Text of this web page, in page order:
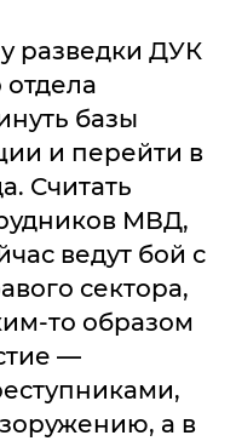
разведки ДУК
базы
и перейти в
Считать
МВД,
ведут бой с
сектора,
то образом
—
а в